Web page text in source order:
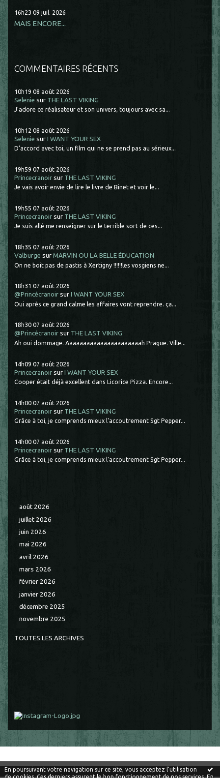
En poursuivant votre navigation sur ce site, vous acceptez l'utilisation
16h23 09 juil. 2026
MAIS ENCORE...
COMMENTAIRES RÉCENTS
10h19 08 août 2026
Selenie sur THE LAST VIKING
J'adore ce réalisateur et son univers, toujours avec sa...
10h12 08 août 2026
Selenie surI WANT YOUR SEX
D'accord avec toi, un film qui ne se prend pas au sérieux...
19h59 07 août 2026
Princecranoir sur THE LAST VIKING
Je vais avoir envie de lire le livre de Binet et voir le...
19h55 07 août 2026
Princecranoir sur THE LAST VIKING
Je suis allé me renseigner sur le terrible sort de ces...
18h35 07 août 2026
Valburge surMARVIN OU LA BELLE ÉDUCATION
On ne boit pas de pastis à Xertigny !!!!!!les vosgiens ne...
18h31 07 août 2026
@Princécranoir surI WANT YOUR SEX
Oui après ce grand calme les affaires vont reprendre. ça...
18h30 07 août 2026
@Princécranoir sur THE LAST VIKING
Ah oui dommage. Aaaaaaaaaaaaaaaaaaaaaah Prague. Ville...
14h09 07 août 2026
Princecranoir surI WANT YOUR SEX
Cooper était déjà excellent dans Licorice Pizza. Encore...
14h00 07 août 2026
Princecranoir sur THE LAST VIKING
Grâce à toi, je comprends mieux l'accoutrement Sgt Pepper...
14h00 07 août 2026
Princecranoir sur THE LAST VIKING
Grâce à toi, je comprends mieux l'accoutrement Sgt Pepper...
août 2026
juillet 2026
juin 2026
mai 2026
avril 2026
mars 2026
février 2026
janvier 2026
décembre 2025
novembre 2025
TOUTES LES ARCHIVES